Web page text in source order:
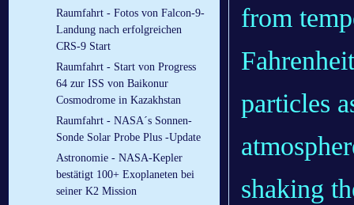
Raumfahrt - Fotos von Falcon-9-
Landung nach erfolgreichen
CRS-9 Start
Raumfahrt - Start von Progress
64 zur ISS von Baikonur
Cosmodrome in Kazakhstan
Raumfahrt - NASA´s Sonnen-
Sonde Solar Probe Plus -Update
Astronomie - NASA-Kepler
bestätigt 100+ Exoplaneten bei
seiner K2 Mission
from
particles
shaking